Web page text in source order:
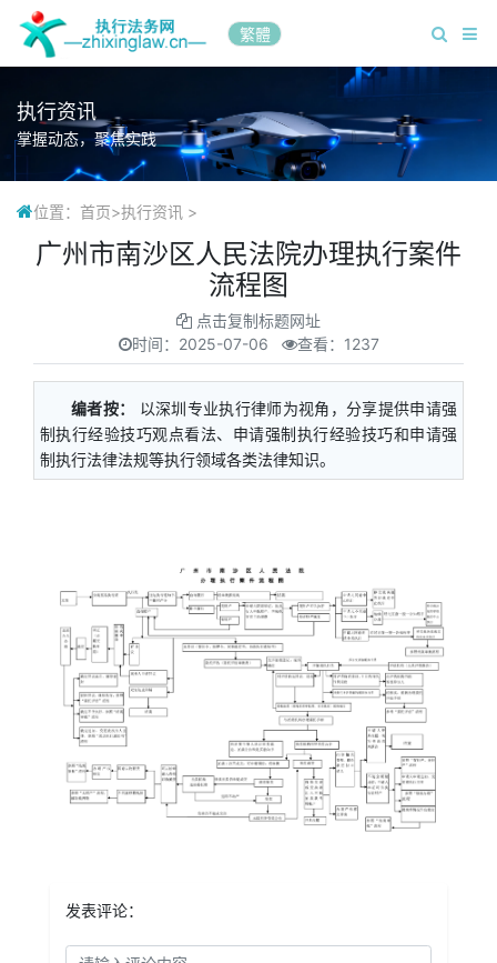
繁體
执行资讯
掌握动态，聚焦实践
位置： 首页>执行资讯 >
广州市南沙区人民法院办理执行案件
流程图
点击复制标题网址
时间： 2025-07-06 查看：1237
编者按：
以深圳专业执行律师为视角，分享提供申请强
制执行经验技巧观点看法、申请强制执行经验技巧和申请强
制执行法律法规等执行领域各类法律知识。
发表评论：